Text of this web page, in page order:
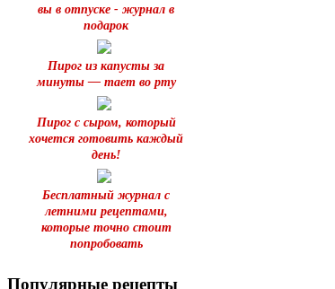
вы в отпуске - журнал в
подарок
Пирог из капусты за
минуты — тает во рту
Пирог с сыром, который
хочется готовить каждый
день!
Бесплатный журнал с
летними рецептами,
которые точно стоит
попробовать
Популярные рецепты